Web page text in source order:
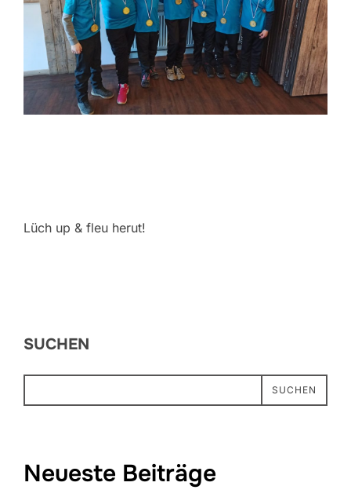
Lüch up & fleu herut!
SUCHEN
SUCHEN
Neueste Beiträge